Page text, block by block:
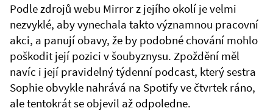
Podle zdrojů webu Mirror z jejího okolí je velmi
nezvyklé, aby vynechala takto významnou pracovní
akci, a panují obavy, že by podobné chování mohlo
poškodit její pozici v šoubyznysu. Zpoždění měl
navíc i její pravidelný týdenní podcast, který sestra
Sophie obvykle nahrává na Spotify ve čtvrtek ráno,
ale tentokrát se objevil až odpoledne.